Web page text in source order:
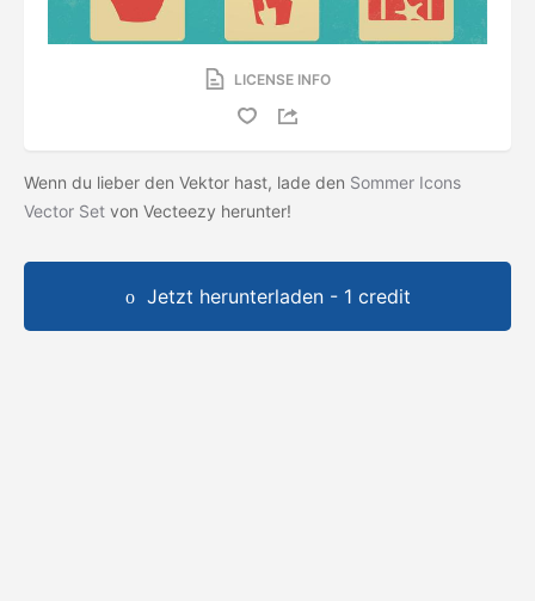
LICENSE INFO
Wenn du lieber den Vektor hast, lade den Sommer Icons
Vector Set von Vecteezy herunter!
Jetzt herunterladen - 1 credit